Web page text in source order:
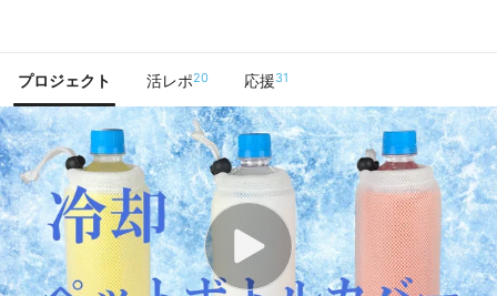
プロジェクト 活レポ20 応援31